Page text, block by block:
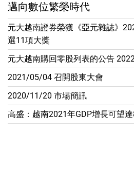
邁向數位繁榮時代
元大越南證券榮獲《亞元雜誌》
選11項大獎
元大越南購回零股列表的公告
2021/05/04 召開股東大會
2020/11/20 市場簡訊
高盛：越南2021年GDP增​​長可望